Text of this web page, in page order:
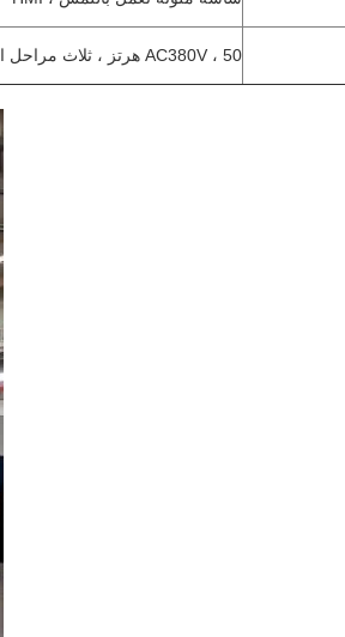
AC380V ، 50 هرتز ، ثلاث مراحل الحالية